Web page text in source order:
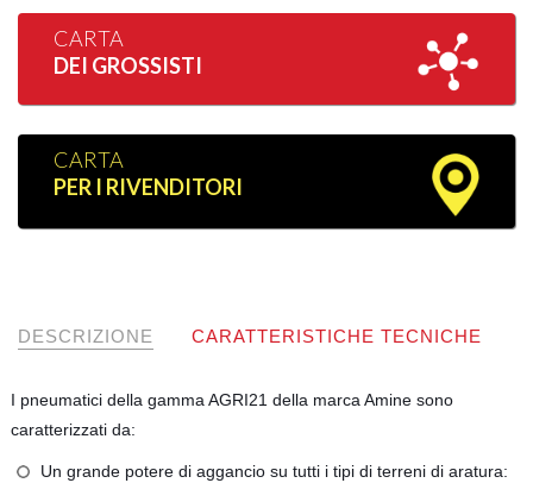
CARTA
DEI GROSSISTI
CARTA
PER I RIVENDITORI
DESCRIZIONE CARATTERISTICHE TECNICHE
I pneumatici della gamma AGRI21 della marca Amine sono
caratterizzati da:
Un grande potere di aggancio su tutti i tipi di terreni di aratura: